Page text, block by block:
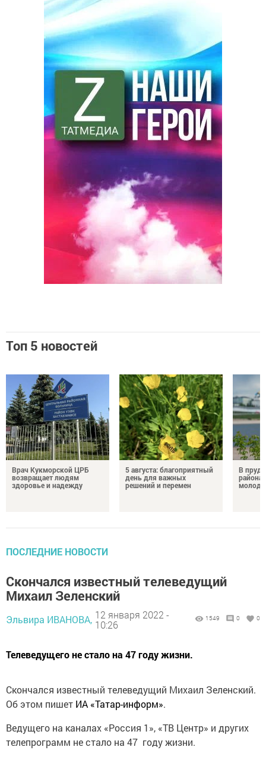
Топ 5 новостей
Врач Кукморской ЦРБ
возвращает людям
здоровье и надежду
5 августа: благоприятный
день для важных
решений и перемен
В
района
ПОСЛЕДНИЕ НОВОСТИ
Скончался известный телеведущий
Михаил Зеленский
Эльвира ИВАНОВА, 12 января 2022 -
10:26
1549 0 0
Телеведущего не стало на 47 году жизни.
Скончался известный телеведущий Михаил Зеленский.
Об этом пишет ИА «Татар-информ».
Ведущего на каналах «Россия 1», «ТВ Центр» и других
телепрограмм не стало на 47 году жизни.